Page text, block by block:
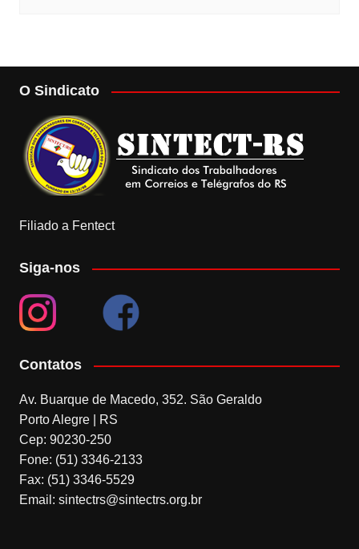
O Sindicato
Filiado a Fentect
Siga-nos
Contatos
Av. Buarque de Macedo, 352. São Geraldo
Porto Alegre | RS
Cep: 90230-250
Fone: (51) 3346-2133
Fax: (51) 3346-5529
Email: sintectrs@sintectrs.org.br